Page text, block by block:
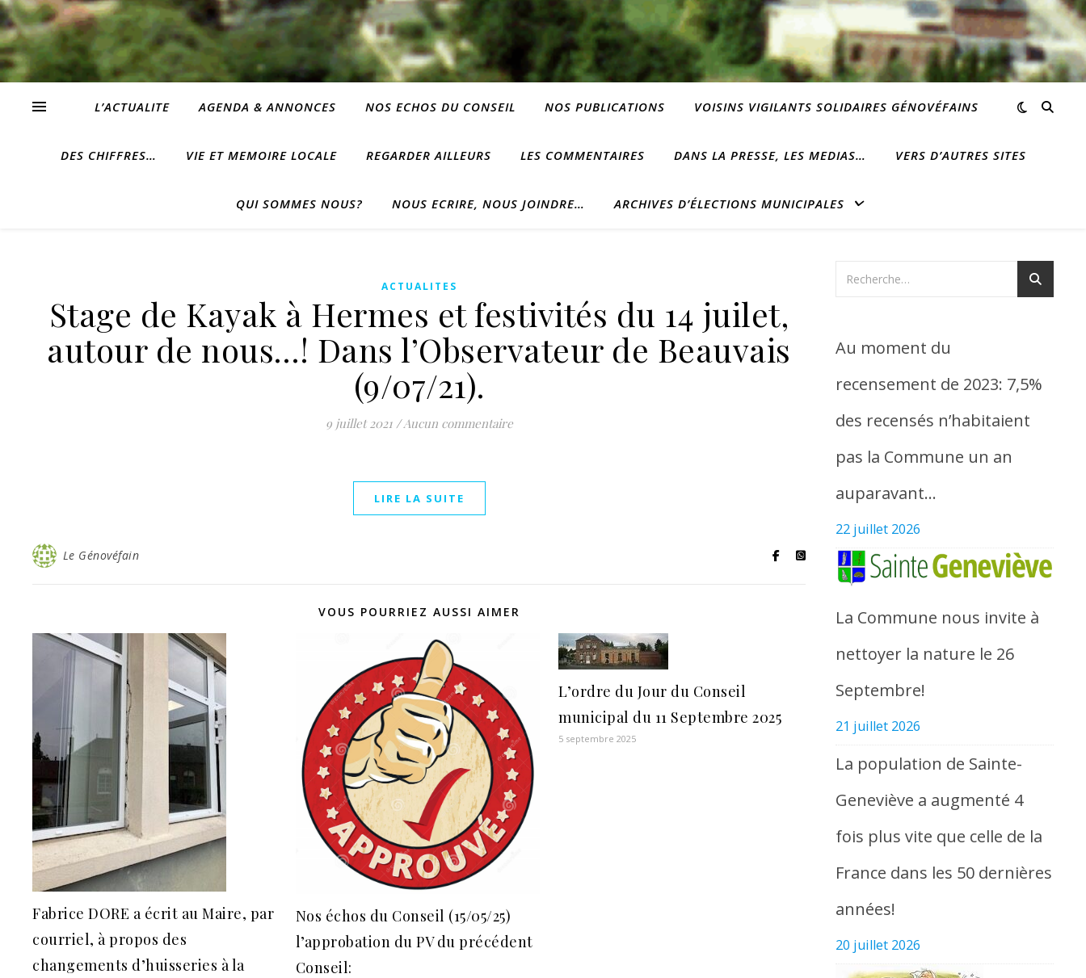
L’ACTUALITE AGENDA & ANNONCES NOS ECHOS DU CONSEIL NOS PUBLICATIONS VOISINS VIGILANTS SOLIDAIRES GÉNOVÉFAINS
DES CHIFFRES… VIE ET MEMOIRE LOCALE REGARDER AILLEURS LES COMMENTAIRES DANS LA PRESSE, LES MEDIAS… VERS D’AUTRES SITES
QUI SOMMES NOUS? NOUS ECRIRE, NOUS JOINDRE… ARCHIVES D’ÉLECTIONS MUNICIPALES
ACTUALITES
Stage de Kayak à Hermes et festivités du 14 juilet,
autour de nous…! Dans l’Observateur de Beauvais
(9/07/21).
9 juillet 2021 /Aucun commentaire
LIRE LA SUITE
Le Génovéfain
VOUS POURRIEZ AUSSI AIMER
Fabrice DORE a écrit au Maire, par
courriel, à propos des
changements d’huisseries à la
Nos échos du Conseil (15/05/25)
l’approbation du PV du précédent
Conseil:
L’ordre du Jour du Conseil
municipal du 11 Septembre 2025
5 septembre 2025
Au moment du
recensement de 2023: 7,5%
des recensés n’habitaient
pas la Commune un an
auparavant…
22 juillet 2026
La Commune nous invite à
nettoyer la nature le 26
Septembre!
21 juillet 2026
La population de Sainte-
Geneviève a augmenté 4
fois plus vite que celle de la
France dans les 50 dernières
années!
20 juillet 2026